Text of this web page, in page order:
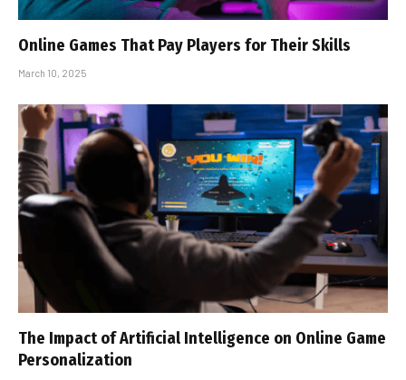
Online Games That Pay Players for Their Skills
March 10, 2025
The Impact of Artificial Intelligence on Online Game
Personalization